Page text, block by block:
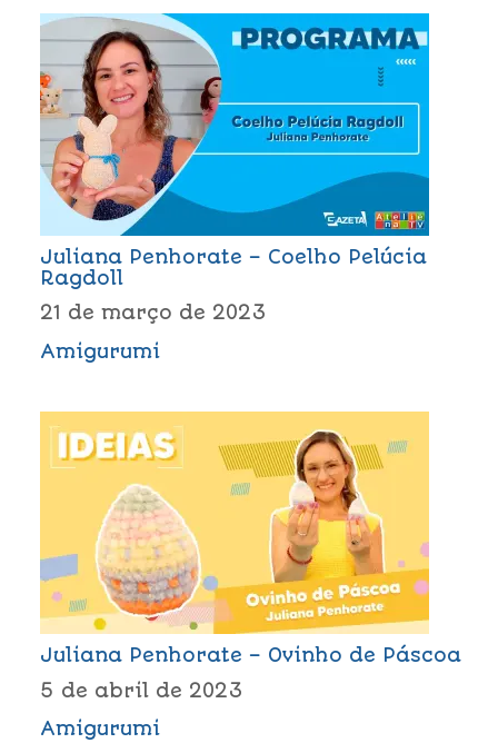
Juliana Penhorate – Coelho Pelúcia
Ragdoll
21 de março de 2023
Amigurumi
Juliana Penhorate – Ovinho de Páscoa
5 de abril de 2023
Amigurumi